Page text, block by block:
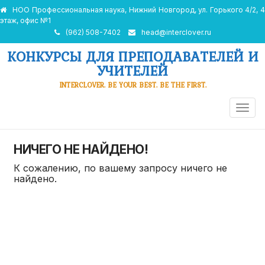
НОО Профессиональная наука, Нижний Новгород, ул. Горького 4/2, 4
этаж, офис №1
(962) 508-7402
head@interclover.ru
КОНКУРСЫ ДЛЯ ПРЕПОДАВАТЕЛЕЙ И
УЧИТЕЛЕЙ
INTERCLOVER. BE YOUR BEST. BE THE FIRST.
НИЧЕГО НЕ НАЙДЕНО!
К сожалению, по вашему запросу ничего не
найдено.